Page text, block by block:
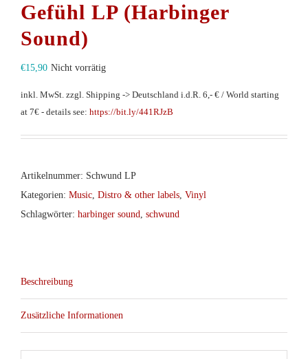
Gefühl LP (Harbinger
Sound)
€15,90 Nicht vorrätig
inkl. MwSt. zzgl. Shipping -> Deutschland i.d.R. 6,- € / World starting
at 7€ - details see: https://bit.ly/441RJzB
Artikelnummer: Schwund LP
Kategorien: Music Distro & other labels Vinyl
Schlagwörter: harbinger sound schwund
Beschreibung
Zusätzliche Informationen